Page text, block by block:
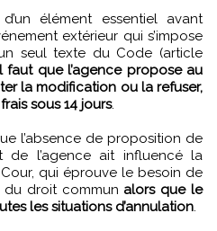
extérieur qui s’impose
seul texte du Code (article
faut que l’agence propose au
la modification ou la refuser,
sous 14 jours.
l’absence de proposition de
l’agence ait influencé la
qui éprouve le besoin de
du droit commun alors que le
les situations d’annulation.